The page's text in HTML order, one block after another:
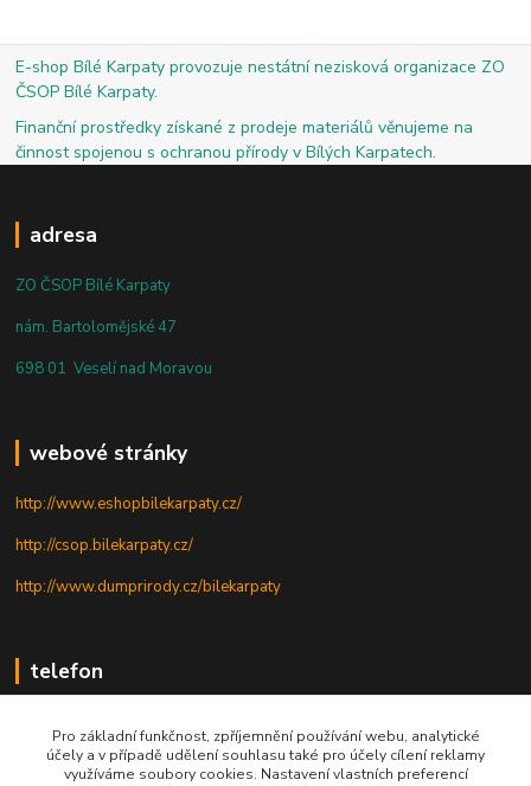
E-shop Bílé Karpaty provozuje nestátní nezisková organizace ZO
ČSOP Bílé Karpaty.
Finanční prostředky získané z prodeje materiálů věnujeme na
činnost spojenou s ochranou přírody v Bílých Karpatech.
adresa
ZO ČSOP Bílé Karpaty
nám. Bartolomějské 47
698 01 Veselí nad Moravou
webové stránky
http://www.eshopbilekarpaty.cz/
http://csop.bilekarpaty.cz/
http://www.dumprirody.cz/bilekarpaty
telefon
+420 727 880 789
Pro základní funkčnost, zpříjemnění používání webu, analytické
účely a v případě udělení souhlasu také pro účely cílení reklamy
využíváme soubory cookies. Nastavení vlastních preferencí